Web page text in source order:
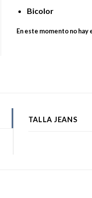
Bicolor
En este momento no
TALLA JEANS